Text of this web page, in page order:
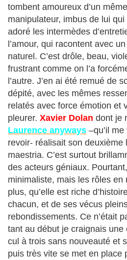
tombent amoureux d’un
manipulateur, imbus de lui qui
adoré les intermèdes
l’amour, qui racontent avec
naturel. C’est drôle, beau,
frustrant comme on l’a
l’autre. J’en ai été remué de
dépité, avec les mêmes
relatés avec force émotion et
pleurer. Xavier Dolan dont je
Laurence anyways –qu’il
revoir- réalisait son deuxième
maestria. C’est surtout
des acteurs géniaux.
minimaliste, mais les rôles en
plus, qu’elle est riche
chacun, et de ses vécus
rebondissements. Ce n’était
tant au début je craignais une
cul à trois sans nouveauté et
puis très vite se met en place